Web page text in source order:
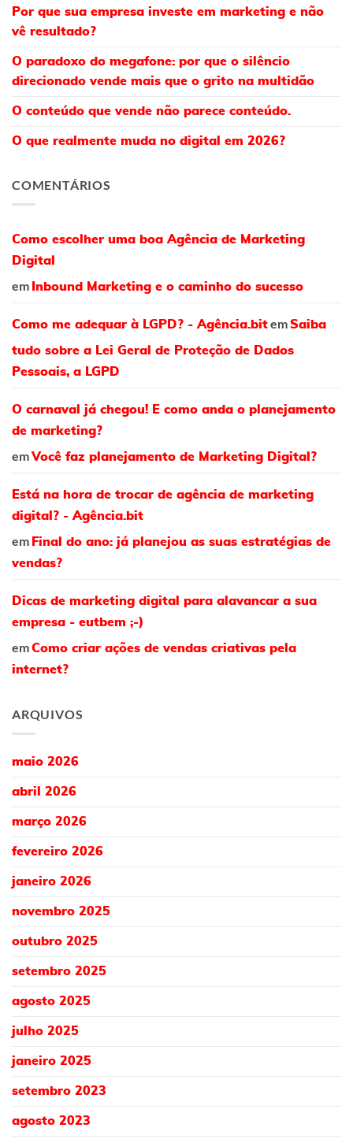
Por que sua empresa investe em marketing e não
vê resultado?
O paradoxo do megafone: por que o silêncio
direcionado vende mais que o grito na multidão
O conteúdo que vende não parece conteúdo.
O que realmente muda no digital em 2026?
COMENTÁRIOS
Como escolher uma boa Agência de Marketing
Digital
em Inbound Marketing e o caminho do sucesso
Como me adequar à LGPD? - Agência.bitemSaiba
tudo sobre a Lei Geral de Proteção de Dados
Pessoais, a LGPD
O carnaval já chegou! E como anda o planejamento
de marketing?
emVocê faz planejamento de Marketing Digital?
Está na hora de trocar de agência de marketing
digital? - Agência.bit
em Final do ano: já planejou as suas estratégias de
vendas?
Dicas de marketing digital para alavancar a sua
empresa - eutbem ;-)
emComo criar ações de vendas criativas pela
internet?
ARQUIVOS
maio 2026
abril 2026
março 2026
fevereiro 2026
janeiro 2026
novembro 2025
outubro 2025
setembro 2025
agosto 2025
julho 2025
janeiro 2025
setembro 2023
agosto 2023